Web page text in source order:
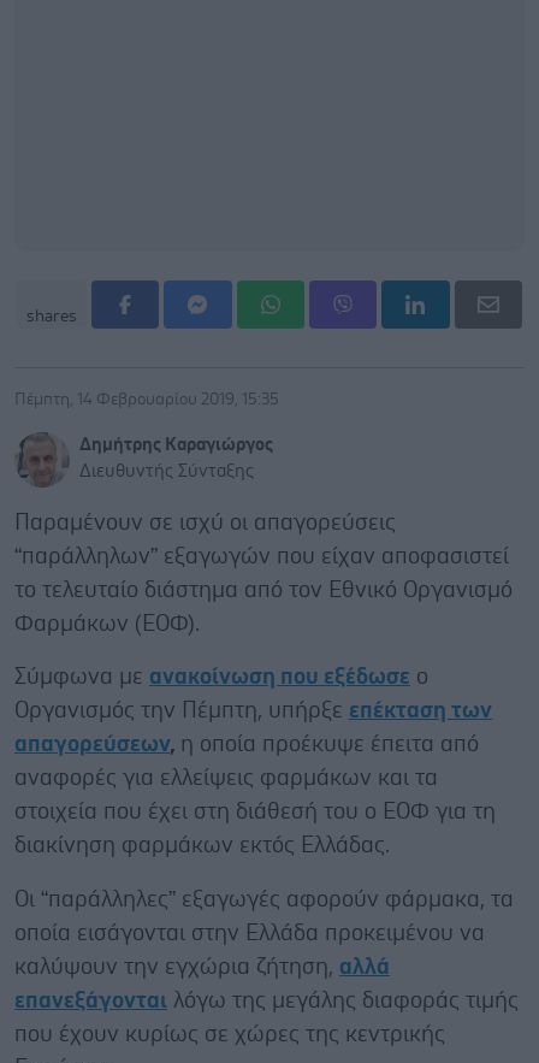
shares
Πέμπτη, 14 Φεβρουαρίου 2019, 15:35
Δημήτρης Καραγιώργος
Διευθυντής Σύνταξης
Παραμένουν σε ισχύ οι απαγορεύσεις
“παράλληλων” εξαγωγών που είχαν αποφασιστεί
το τελευταίο διάστημα από τον Εθνικό Οργανισμό
Φαρμάκων (ΕΟΦ).
Σύμφωνα με ανακοίνωση που εξέδωσε ο
Οργανισμός την Πέμπτη, υπήρξε επέκταση των
απαγορεύσεων, η οποία προέκυψε έπειτα από
αναφορές για ελλείψεις φαρμάκων και τα
στοιχεία που έχει στη διάθεσή του ο ΕΟΦ για τη
διακίνηση φαρμάκων εκτός Ελλάδας.
Οι “παράλληλες” εξαγωγές αφορούν φάρμακα, τα
οποία εισάγονται στην Ελλάδα προκειμένου να
καλύψουν την εγχώρια ζήτηση, αλλά
επανεξάγονται λόγω της μεγάλης διαφοράς τιμής
που έχουν κυρίως σε χώρες της κεντρικής